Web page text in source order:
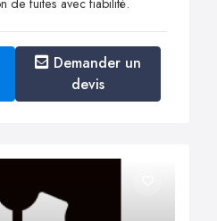
Demander un
devis